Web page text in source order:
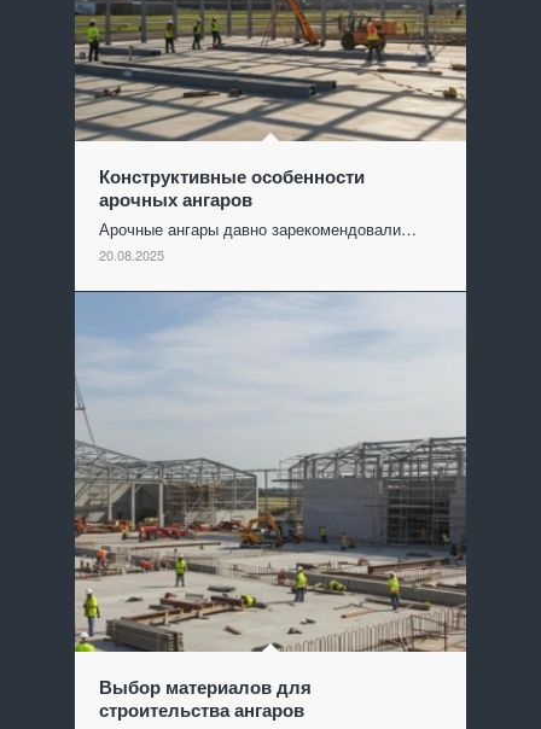
Конструктивные особенности
арочных ангаров
Арочные ангары давно зарекомендовали…
20.08.2025
Выбор материалов для
строительства ангаров